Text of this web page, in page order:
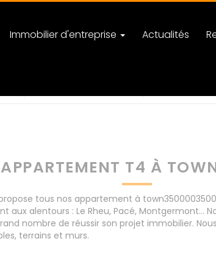
Immobilier d'entreprise Actualités
T4 À
tous nos appartement à
aux alentours : Le Rheu, Pacé, Montgermont...
nombre de réussir son projet immobilier.
terrains et murs.